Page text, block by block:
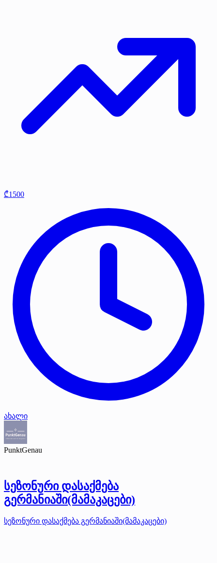
₾1500
ახალი
PunktGenau
სეზონური დასაქმება
გერმანიაში(მამაკაცები)
სეზონური დასაქმება გერმანიაში(მამაკაცები)